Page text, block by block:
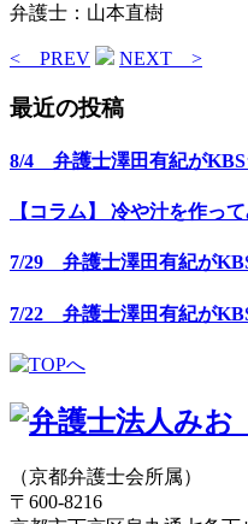
弁護士：山本直樹
< PREV NEXT >
最近の投稿
8/4 弁護士澤田有紀がKBS
【コラム】 冷や汁を作っ
7/29 弁護士澤田有紀が
7/22 弁護士澤田有紀が
（京都弁護士会所属）
〒600-8216